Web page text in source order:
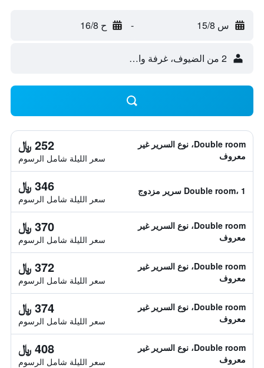
س 15/8 - ح 16/8
2 من الضيوف، غرفة واحدة
Double room، نوع السرير غير
معروف
252 ﷼
سعر الليلة شامل الرسوم
Double room، 1 سرير مزدوج 346 ﷼
سعر الليلة شامل الرسوم
Double room، نوع السرير غير
معروف
370 ﷼
سعر الليلة شامل الرسوم
Double room، نوع السرير غير
معروف
372 ﷼
سعر الليلة شامل الرسوم
Double room، نوع السرير غير
معروف
374 ﷼
سعر الليلة شامل الرسوم
Double room، نوع السرير غير
معروف
408 ﷼
سعر الليلة شامل الرسوم